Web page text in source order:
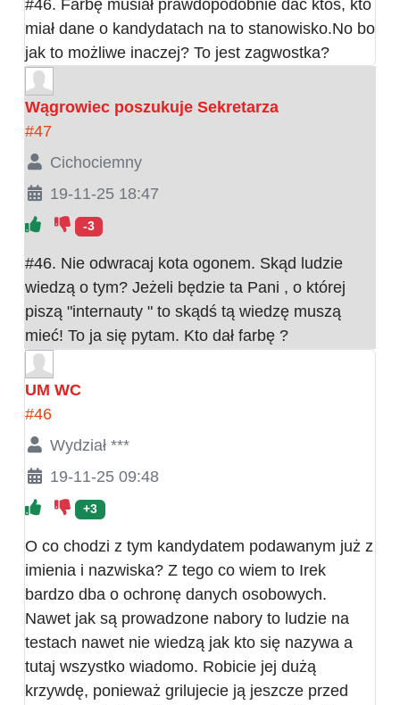
#46. Farbę musiał prawdopodobnie dać ktoś, kto
miał dane o kandydatach na to stanowisko.No bo
jak to możliwe inaczej? To jest zagwostka?
Wągrowiec poszukuje Sekretarza
#47
Cichociemny
19-11-25 18:47
-3
#46. Nie odwracaj kota ogonem. Skąd ludzie
wiedzą o tym? Jeżeli będzie ta Pani , o której
piszą "internauty " to skądś tą wiedzę muszą
mieć! To ja się pytam. Kto dał farbę ?
UM WC
#46
Wydział ***
19-11-25 09:48
+3
O co chodzi z tym kandydatem podawanym już z
imienia i nazwiska? Z tego co wiem to Irek
bardzo dba o ochronę danych osobowych.
Nawet jak są prowadzone nabory to ludzie na
testach nawet nie wiedzą jak kto się nazywa a
tutaj wszystko wiadomo. Robicie jej dużą
krzywdę, ponieważ grilujecie ją jeszcze przed